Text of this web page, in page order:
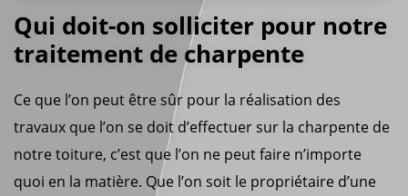
Qui doit-on solliciter pour notre
traitement de charpente
Ce que l’on peut être sûr pour la réalisation des
travaux que l’on se doit d’effectuer sur la charpente de
notre toiture, c’est que l’on ne peut faire n’importe
quoi en la matière. Que l’on soit le propriétaire d’une